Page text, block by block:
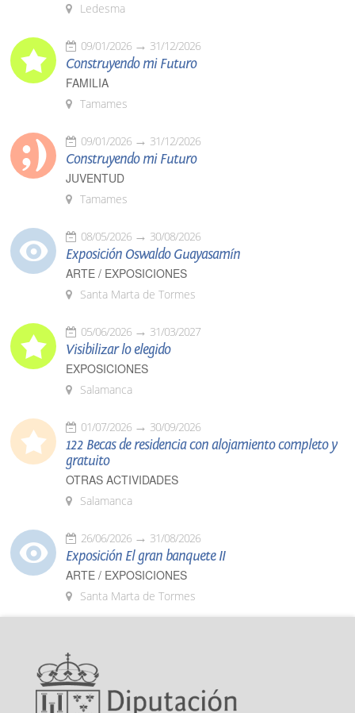
Ledesma
09/01/2026 31/12/2026
Construyendo mi Futuro
FAMILIA
Tamames
09/01/2026 31/12/2026
Construyendo mi Futuro
JUVENTUD
Tamames
08/05/2026 30/08/2026
Exposición Oswaldo Guayasamín
ARTE / EXPOSICIONES
Santa Marta de Tormes
05/06/2026 31/03/2027
Visibilizar lo elegido
EXPOSICIONES
Salamanca
01/07/2026 30/09/2026
122 Becas de residencia con alojamiento completo y
gratuito
OTRAS ACTIVIDADES
Salamanca
26/06/2026 31/08/2026
Exposición El gran banquete II
ARTE / EXPOSICIONES
Santa Marta de Tormes